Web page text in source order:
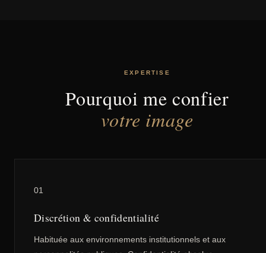
EXPERTISE
Pourquoi me confier
votre image
01
Discrétion & confidentialité
Habituée aux environnements institutionnels et aux